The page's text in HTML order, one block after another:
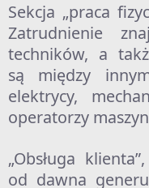
Sekcja „praca
Zatrudnienie
techników, a
są między
elektrycy,
operatorzy maszyn
„Obsługa
od dawna